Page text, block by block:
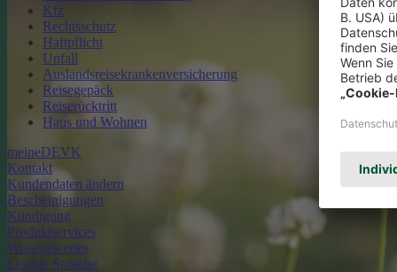
Kfz
Rechtsschutz
Haftpflicht
Unfall
Auslandsreisekrankenversicherung
Reisegepäck
Reiserücktritt
Haus und Wohnen
meineDEVK
Kontakt
Kundendaten ändern
Bescheinigungen
Kündigung
Produktservices
Wissenswertes
Leichte Sprache